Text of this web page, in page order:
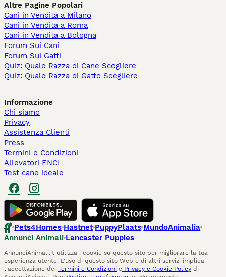
Altre Pagine Popolari
Cani in Vendita a Milano
Cani in Vendita a Roma
Cani in Vendita a Bologna
Forum Sui Cani
Forum Sui Gatti
Quiz: Quale Razza di Cane Scegliere
Quiz: Quale Razza di Gatto Scegliere
Informazione
Chi siamo
Privacy
Assistenza Clienti
Press
Termini e Condizioni
Allevatori ENCI
Test cane ideale
Pets4Homes Hastnet PuppyPlaats MundoAnimalia
Annunci Animali Lancaster Puppies
AnnunciAnimali.it utilizza i cookie su questo sito per migliorare la tua
esperienza utente. L'uso di questo sito Web e di altri servizi implica
l'accettazione dei Termini e Condizioni e Privacy e Cookie Policy di